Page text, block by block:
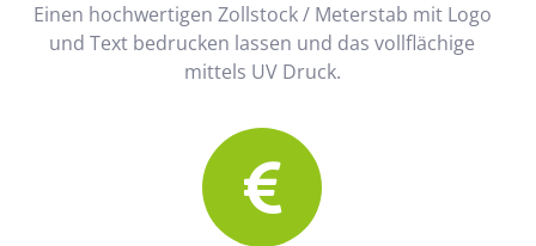
Einen hochwertigen Zollstock / Meterstab mit Logo
und Text bedrucken lassen und das vollflächige
mittels UV Druck.